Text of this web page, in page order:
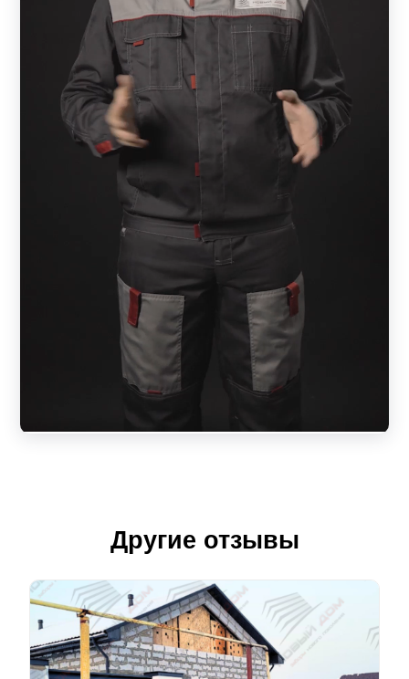
Другие отзывы